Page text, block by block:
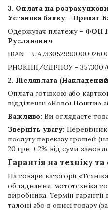
3. Оплата на
Установа банку – Приват
Одержувач платежу – ФОП
Русланович
IBAN -
РНОКПП/ЄДРПОУ -
2. Післяплата
Оплата готівкою або
відділенні «Нової Пошти»
Важливо: Ви оглядаєте
Зверніть увагу: Перевізник
послугу переказу грошей
20 грн + 2% від суми
Гарантія на техніку
На товари категорії
обладнання, мототехніка
виробника. Термін
талоні або в описі товару